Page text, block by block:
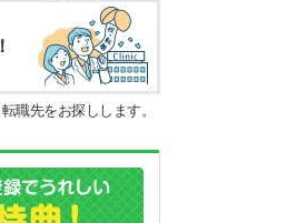
職先をお探しします。